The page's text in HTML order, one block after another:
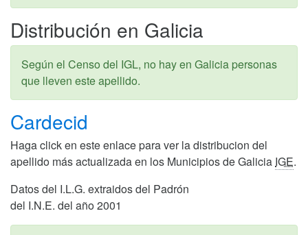
Distribución en Galicia
Según el Censo del IGL, no hay en Galicia personas
que lleven este apellido.
Cardecid
Haga click en este enlace para ver la distribucion del
apellido más actualizada en los Municipios de Galicia IGE.
Datos del I.L.G. extraidos del Padrón
del I.N.E. del año 2001